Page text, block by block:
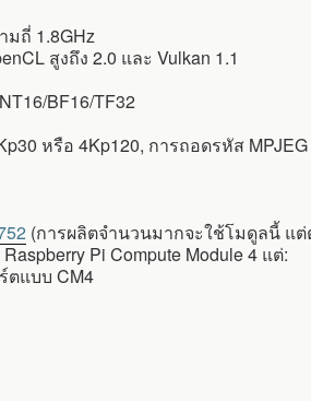
มถี่ 1.8GHz
สูงถึง 2.0 และ Vulkan 1.1
BF16/TF32
หรือ 4Kp120, การถอดรหัส
(การผลิตจำนวนมากจะใช้โมดูลนี้ แ
Pi Compute Module 4 แต่:
ตแบบ CM4